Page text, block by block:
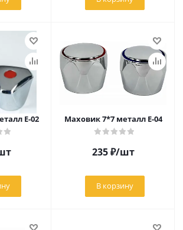
Е-02 Маховик 7*7 металл Е-04
235₽/шт
В корзину